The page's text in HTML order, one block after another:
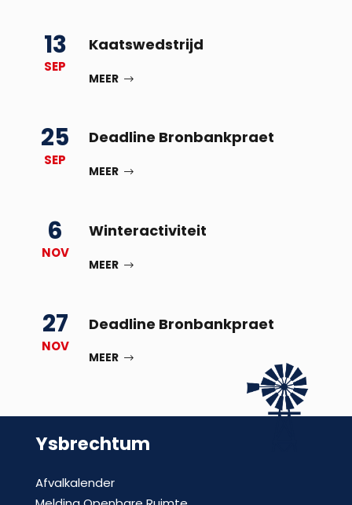
13
SEP
Kaatswedstrijd
MEER
25
SEP
Deadline Bronbankpraet
MEER
6
NOV
Winteractiviteit
MEER
27
NOV
Deadline Bronbankpraet
MEER
Ysbrechtum
Afvalkalender